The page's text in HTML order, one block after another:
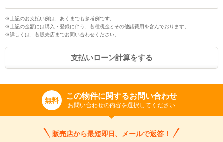
※上記のお支払い例は、あくまでも参考例です。
※上記の金額には購入・登録に伴う、各種税金とその他諸費用を含んでおります。
※詳しくは、各販売店までお問い合わせください。
支払いローン計算をする
無料 この物件に関するお問い合わせ
お問い合わせの内容を選択してください
販売店から最短即日、メールで返答！